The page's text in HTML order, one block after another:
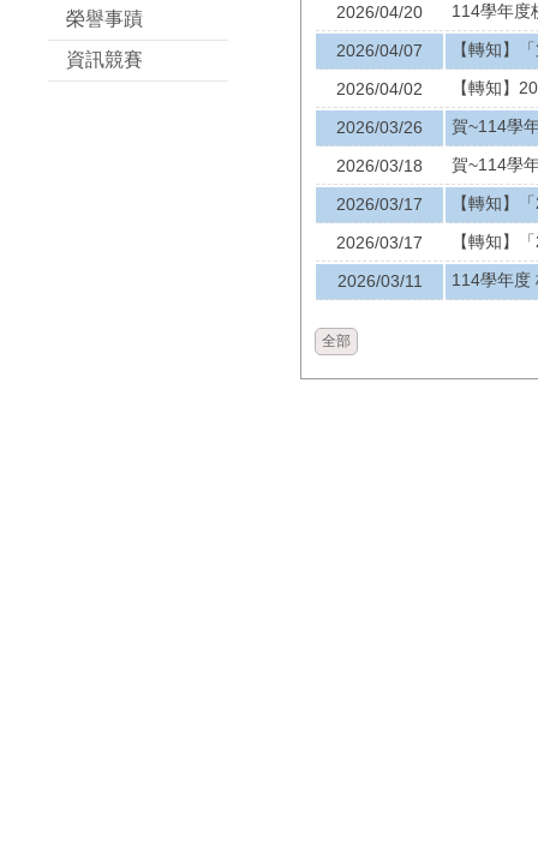
榮譽事蹟
資訊競賽
2026/04/20 114學年度
2026/04/07 【轉知】
2026/04/02 【轉知】
2026/03/26 賀~114學
2026/03/18 賀~114學
2026/03/17 【轉知】
2026/03/17 【轉知】
2026/03/11 114學年度
全部